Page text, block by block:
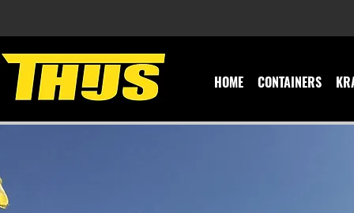
HOME CONTAINERS